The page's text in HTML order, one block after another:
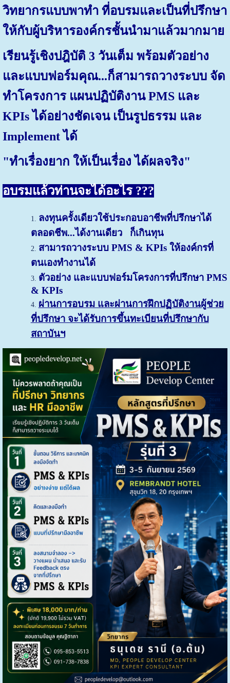
วิทยากรแบบพาทำ ที่อบรมและเป็นที่ปรึกษา
ให้กับผู้บริหารองค์กรชั้นนำมาแล้วมากมาย
เรียนรู้เชิงปฎิบัติ 3 วันเต็ม พร้อมตัวอย่าง
และแบบฟอร์มคุณ...ก็สามารถวางระบบ จัด
ทำโครงการ แผนปฏิบัติงาน PMS และ
KPIs ได้อย่างชัดเจน เป็นรูปธรรม และ
Implement ได้
"ทำเรื่องยาก ให้เป็นเรื่อง ได้ผลจริง"
อบรมแล้วท่านจะได้อะไร ???
ลงทุนครั้งเดียวใช้ประกอบอาชีพที่ปรึกษาได้
ตลอดชีพ...ได้งานเดียว ก็เกินทุน
สามารถวางระบบ PMS & KPIs ให้องค์กรที่
ตนเองทำงานได้
ตัวอย่าง และแบบฟอร์มโครงการที่ปรึกษา PMS
& KPIs
ผ่านการอบรม และผ่านการฝึกปฏิบัติงานผู้ช่วย
ที่ปรึกษา จะได้รับการขึ้นทะเบียนที่ปรึกษากับ
สถาบันฯ